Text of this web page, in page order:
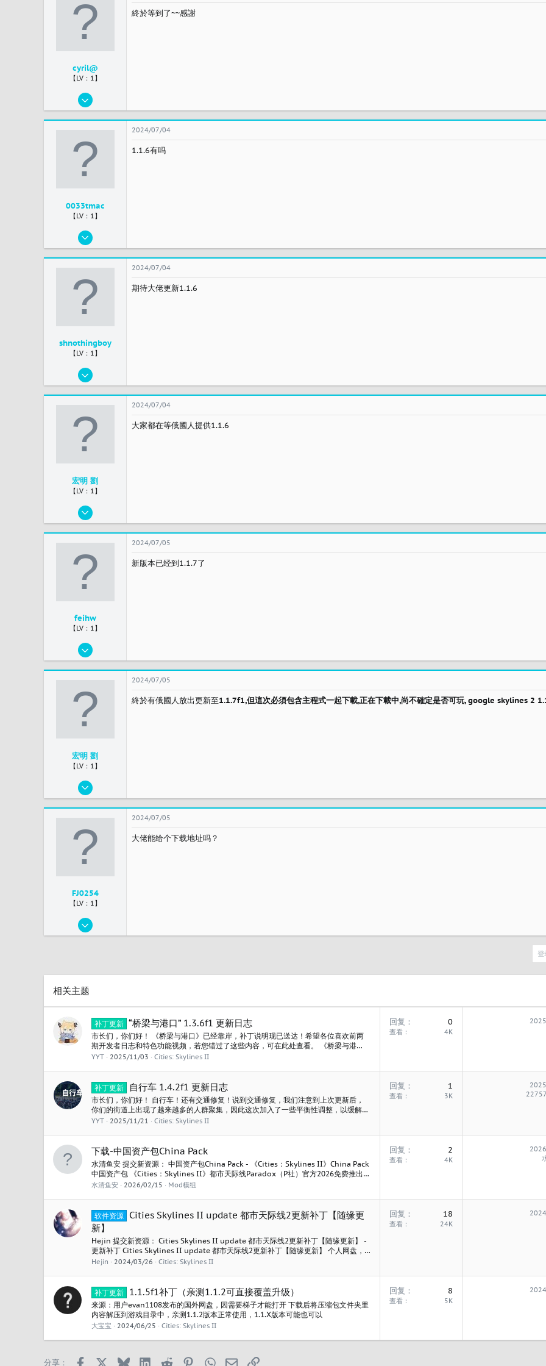
cyril@
【LV：1】
2024/04/26
3
終於等到了~~感謝
0033tmac
【LV：1】
2024/02/22
1
广东省茂名市
2024/07/04
1.1.6有吗
shnothingboy
【LV：1】
2024/06/25
7
2024/07/04
期待大佬更新1.1.6
宏明 劉
【LV：1】
2024/03/17
10
2024/07/04
大家都在等俄國人提供1.1.6
feihw
【LV：1】
2024/03/12
14
2024/07/05
新版本已经到1.1.7了
宏明 劉
【LV：1】
2024/03/17
10
2024/07/05
終於有俄國人放出更新至1.1.7f1,但這次必須包含主程式一起下載,正在下載中,尚不確定是否可玩, google skylines 2
FJ0254
【LV：1】
2024/07/05
1
2024/07/05
大佬能给个下载地址吗？
登
相关主题
补丁更新 “桥梁与港口” 1.3.6f1 更新日志
市长们，你们好！ 《桥梁与港口》已经靠岸，补丁说明现已送达！希望各位喜欢前两
期开发者日志和特色功能视频，若您错过了这些内容，可在此处查看。 《桥梁与港
口》现已在 PC 平台推出，可通过终极版获取，或以88.00元单独购买；也可与全新的
YYT 2025/11/03 Cities: Skylines II
回复 0
查看 4K
补丁更新 自行车 1.4.2f1 更新日志
市长们，你们好！ 自行车！还有交通修复！说到交通修复，我们注意到上次更新后，
你们的街道上出现了越来越多的人群聚集，因此这次加入了一些平衡性调整，以缓解行
人交通压力。 如果你还没有看过我们昨天发布的详细介绍“自行车”的开发日志，你可以
YYT 2025/11/21 Cities: Skylines II
回复 1
查看 3K
下载-中国资产包China Pack
水清鱼安 提交新资源： 中国资产包China Pack - 《Cities：Skylines II》China Pack
中国资产包 《Cities：Skylines II》都市天际线Paradox（P社）官方2026免费推出的
中国资产包 考虑到P社服务器在国外，这里为了方便大家下载，把资产包放在云盘了
水清鱼安 2026/02/15 Mod模组
回复 2
查看 4K
软件资源
Cities Skylines II update 都市天际线2更新补丁【随缘更
新】
Hejin 提交新资源： Cities Skylines II update 都市天际线2更新补丁【随缘更新】 -
更新补丁 Cities Skylines II update 都市天际线2更新补丁【随缘更新】 个人网盘，
下载建议代理，否则国际版Onedrive速度较慢。 阅读关于此资源更多信息...
Hejin 2024/03/26 Cities: Skylines II
回复 18
查看 24K
补丁更新 1.1.5f1补丁（亲测1.1.2可直接覆盖升级）
来源：用户evan1108发布的国外网盘，因需要梯子才能打开 下载后将压缩包文件夹里
内容解压到游戏目录中，亲测1.1.2版本正常使用，1.1.X版本可能也可以
大宝宝 2024/06/25 Cities: Skylines II
回复 8
查看 5K
分享： Facebook Bluesky LinkedIn
Reddit PinterestWhatsApp
邮箱 链接